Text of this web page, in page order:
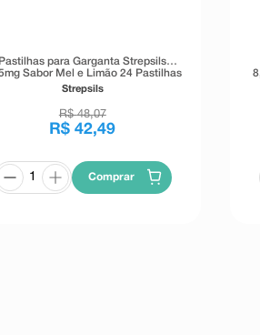
Pastilhas para Garganta Strepsils
Sabor Mel e Limão 24 Pastilhas
Strepsils
R$ 48,07
R$ 42,49
Comprar